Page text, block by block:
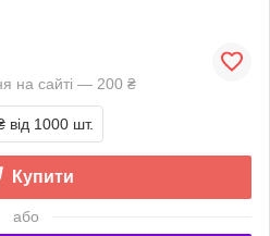
на сайті — 200 ₴
від 1000 шт.
Купити
або